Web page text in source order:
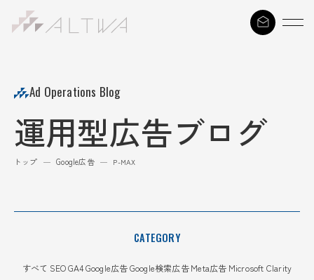
Ad Operations Blog
運用型広告ブログ
トップ — Google広告 — P-MAX
CATEGORY
すべて SEOGA4Google広告Google検索広告Meta広告 Microsoft Clarity